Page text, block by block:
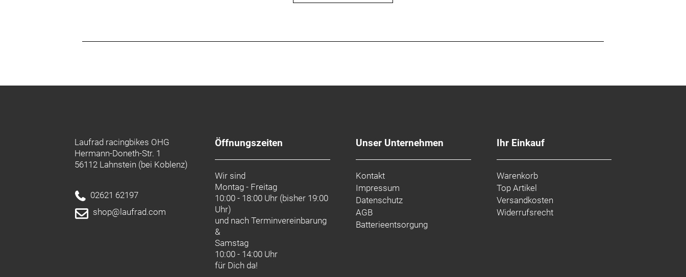
Laufrad racingbikes OHG
Hermann-Doneth-Str. 1
56112 Lahnstein (bei Koblenz)
02621 62197
shop@laufrad.com
Öffnungszeiten
Wir sind
Montag - Freitag
10:00 - 18:00 Uhr (bisher 19:00
Uhr)
und nachTerminvereinbarung
&
Samstag
10:00 - 14:00 Uhr
für Dich da!
Unser Unternehmen
Kontakt
Impressum
Datenschutz
AGB
Batterieentsorgung
Ihr Einkauf
Warenkorb
Top Artikel
Versandkosten
Widerrufsrecht